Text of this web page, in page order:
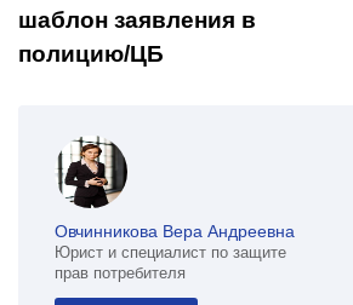
шаблон заявления в
полицию/ЦБ
Овчинникова Вера Андреевна
Юрист и специалист по защите
прав потребителя